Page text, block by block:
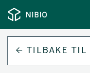
TILBAKE TIL